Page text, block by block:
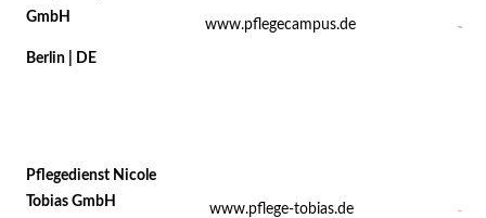
GmbH
Berlin | DE
www.pflegecampus.de
Pflegedienst Nicole
Tobias GmbH
www.pflege-tobias.de